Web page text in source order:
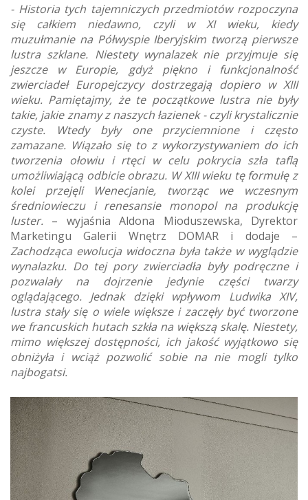
- Historia tych tajemniczych przedmiotów rozpoczyna
się całkiem niedawno, czyli w XI wieku, kiedy
muzułmanie na Półwyspie Iberyjskim tworzą pierwsze
lustra szklane. Niestety wynalazek nie przyjmuje się
jeszcze w Europie, gdyż piękno i funkcjonalność
zwierciadeł Europejczycy dostrzegają dopiero w XIII
wieku. Pamiętajmy, że te początkowe lustra nie były
takie, jakie znamy z naszych łazienek - czyli krystalicznie
czyste. Wtedy były one przyciemnione i często
zamazane. Wiązało się to z wykorzystywaniem do ich
tworzenia ołowiu i rtęci w celu pokrycia szła taflą
umożliwiającą odbicie obrazu. W XIII wieku tę formułę z
kolei przejęli Wenecjanie, tworząc we wczesnym
średniowieczu i renesansie monopol na produkcję
luster. – wyjaśnia Aldona Mioduszewska, Dyrektor
Marketingu Galerii Wnętrz DOMAR i dodaje –
Zachodząca ewolucja widoczna była także w wyglądzie
wynalazku. Do tej pory zwierciadła były podręczne i
pozwalały na dojrzenie jedynie części twarzy
oglądającego. Jednak dzięki wpływom Ludwika XIV,
lustra stały się o wiele większe i zaczęły być tworzone
we francuskich hutach szkła na większą skalę. Niestety,
mimo większej dostępności, ich jakość wyjątkowo się
obniżyła i wciąż pozwolić sobie na nie mogli tylko
najbogatsi.